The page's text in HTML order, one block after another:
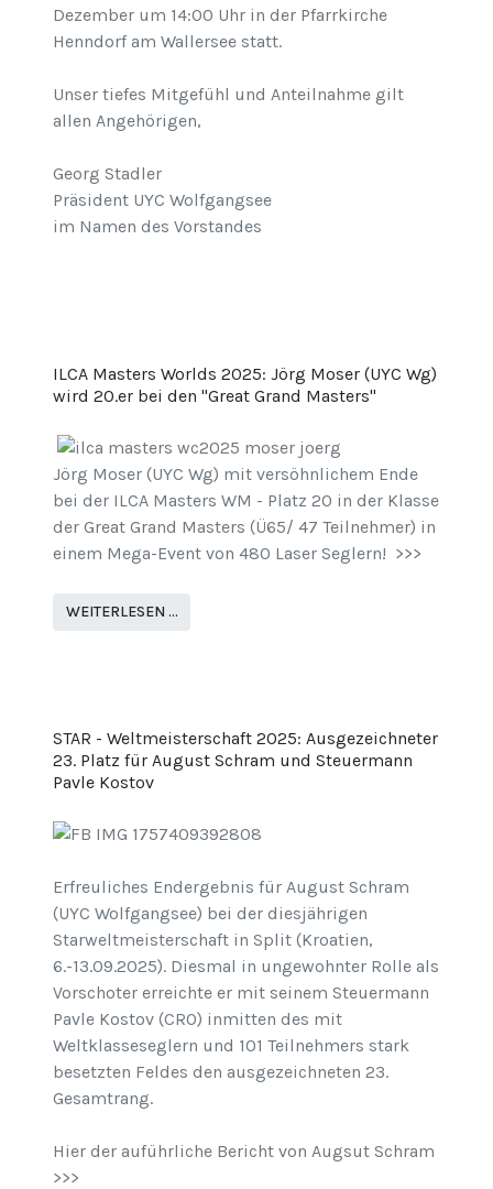
Dezember um 14:00 Uhr in der Pfarrkirche
Henndorf am Wallersee statt.
Unser tiefes Mitgefühl und Anteilnahme gilt
allen Angehörigen,
Georg Stadler
Präsident UYC Wolfgangsee
im Namen des Vorstandes
ILCA Masters Worlds 2025: Jörg Moser (UYC Wg)
wird 20.er bei den "Great Grand Masters"
Jörg Moser (UYC Wg) mit versöhnlichem Ende
bei der ILCA Masters WM - Platz 20 in der Klasse
der Great Grand Masters (Ü65/ 47 Teilnehmer) in
einem Mega-Event von 480 Laser Seglern! >>>
WEITERLESEN …
STAR - Weltmeisterschaft 2025: Ausgezeichneter
23. Platz für August Schram und Steuermann
Pavle Kostov
Erfreuliches Endergebnis für August Schram
(UYC Wolfgangsee) bei der diesjährigen
Starweltmeisterschaft in Split (Kroatien,
6.-13.09.2025). Diesmal in ungewohnter Rolle als
Vorschoter erreichte er mit seinem Steuermann
Pavle Kostov (CRO) inmitten des mit
Weltklasseseglern und 101 Teilnehmers stark
besetzten Feldes den ausgezeichneten 23.
Gesamtrang.
Hier der auführliche Bericht von Augsut Schram
>>>